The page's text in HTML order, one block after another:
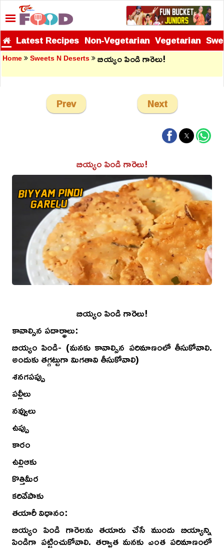
Latest Recipes Non-Vegetarian Vegetarian
Home Sweets N Deserts బియ్యం పిండి గారెలు!
Prev Next
బియ్యం పిండి గారెలు!
బియ్యం పిండి గారెలు!
కావాల్సిన పదార్థాలు:
బియ్యం పిండి- (మనకు కావాల్సిన పరిమాణంలో తీసుకోవాలి.
అందుకు తగ్గట్టుగా మిగతావి తీసుకోవాలి)
శనగపప్పు
పల్లీలు
నవ్వులు
ఉప్పు
కారం
ఉల్లిఆకు
కొత్తిమీర
కరివేపాకు
తయారీ విధానం:
బియ్యం పిండి గారెలను తయారు చేసే ముందు బియ్యాన్ని
పిండిగా పట్టించుకోవాలి. తర్వాత మనకు ఎంత పరిమాణంలో